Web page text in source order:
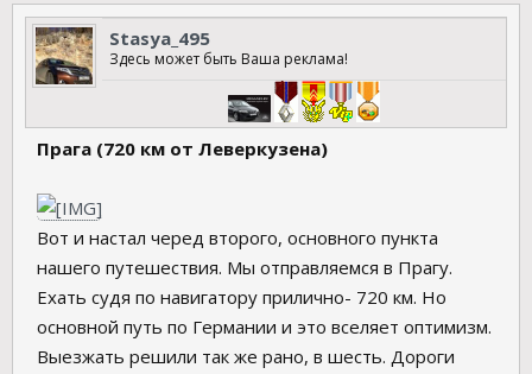
Stasya_495
Здесь может быть Ваша реклама!
Прага (720 км от Леверкузена)
Вот и настал черед второго, основного пункта
нашего путешествия. Мы отправляемся в Прагу.
Ехать судя по навигатору прилично- 720 км. Но
основной путь по Германии и это вселяет оптимизм.
Выезжать решили так же рано, в шесть. Дороги